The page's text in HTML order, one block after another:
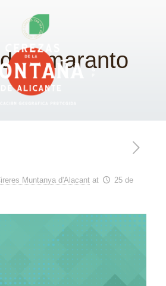
Amaranto
Muntanya d'Alacant at
25 de